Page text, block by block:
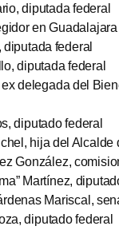
diputada federal
en Guadalajara
federal
diputada federal
delegada del
diputado federal
hija del Alcalde
González,
Martínez,
Mariscal,
diputado federal